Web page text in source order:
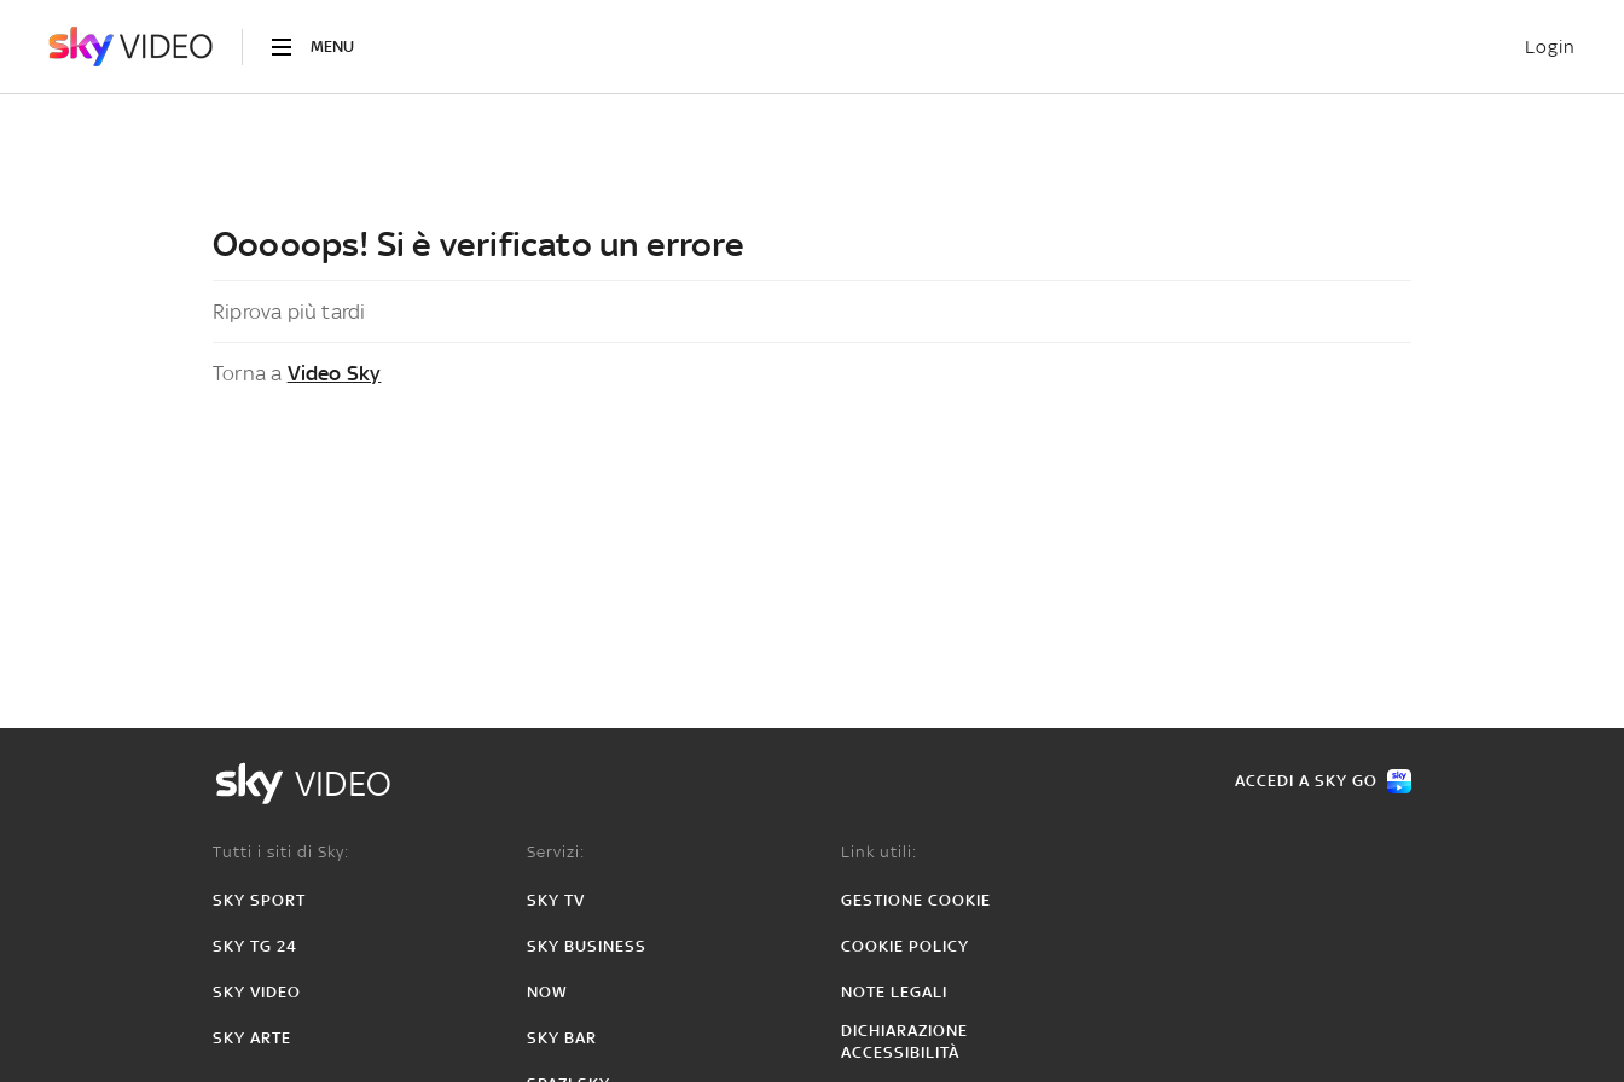
MENU Login
Ooooops! Si è verificato un errore
Riprova più tardi
Torna a Video Sky
VIDEO ACCEDI A SKY GO
Tutti i siti di Sky:
SKY SPORT
SKY TG 24
SKY VIDEO
SKY ARTE
Servizi:
SKY TV
SKY BUSINESS
NOW
SKY BAR
Link utili:
GESTIONE COOKIE
COOKIE POLICY
NOTE LEGALI
DICHIARAZIONE
ACCESSIBILITÀ